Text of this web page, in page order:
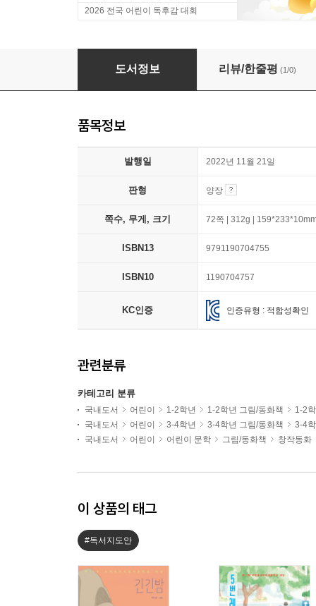
2026 전국 어린이 독후감 대회
빨간 모자와 시끌벅적 숲속 선거
도서정보 리뷰/한줄평 (1/0)
품목정보
발행일 2022년 11월 21일
판형 양장
쪽수, 무게, 크기 72쪽 | 312g |
ISBN13 9791190704755
ISBN10 1190704757
KC인증 인증유형 : 적합성확인
관련분류
카테고리 분류
국내도서 어린이 1-2학년 1-2학년 그림/동화책
1-2
국내도서
어린이 3-4학년 3-4학년 그림/동화책
3-4
국내도서
어린이 어린이 문학 그림/동화책 창작동화
이 상품의 태그
#독서지도안